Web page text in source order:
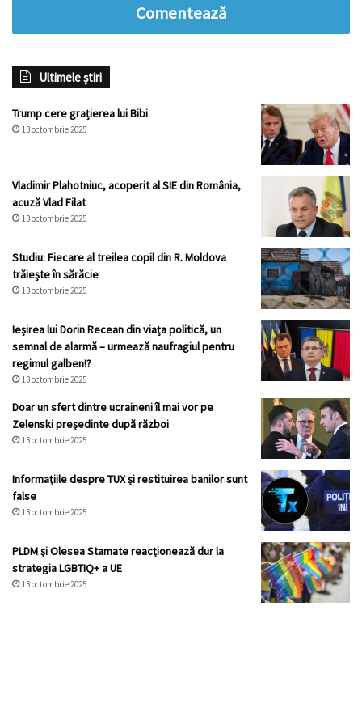
Comentează
Ultimele știri
Trump cere grațierea lui Bibi
13 octombrie 2025
Vladimir Plahotniuc, acoperit al SIE din România,
acuză Vlad Filat
13 octombrie 2025
Studiu: Fiecare al treilea copil din R. Moldova
trăiește în sărăcie
13 octombrie 2025
Ieșirea lui Dorin Recean din viața politică, un
semnal de alarmă – urmează naufragiul pentru
regimul galben!?
13 octombrie 2025
Doar un sfert dintre ucraineni îl mai vor pe
Zelenski președinte după război
13 octombrie 2025
Informațiile despre TUX și restituirea banilor sunt
false
13 octombrie 2025
PLDM și Olesea Stamate reacționează dur la
strategia LGBTIQ+ a UE
13 octombrie 2025